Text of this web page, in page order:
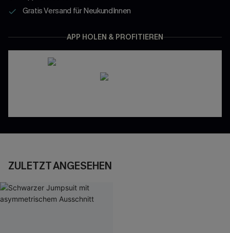
Gratis Versand für NeukundInnen
APP HOLEN & PROFITIEREN
ZULETZT ANGESEHEN